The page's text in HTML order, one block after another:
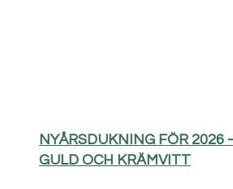
NYÅRSDUKNING FÖR 2026
GULD OCH KRÄMVITT